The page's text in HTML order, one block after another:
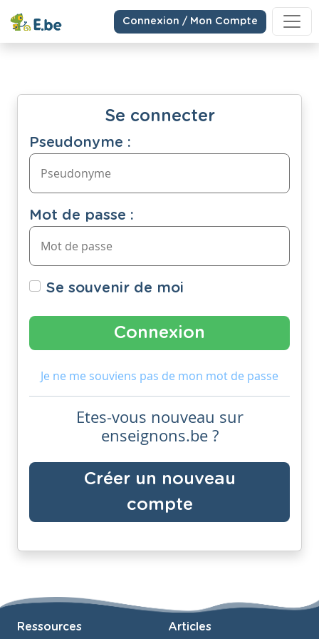
Connexion / Mon Compte
Se connecter
Pseudonyme :
Mot de passe :
Se souvenir de moi
Je ne me souviens pas de mon mot de passe
Etes-vous nouveau sur
enseignons.be ?
Créer un nouveau
compte
Ressources Articles